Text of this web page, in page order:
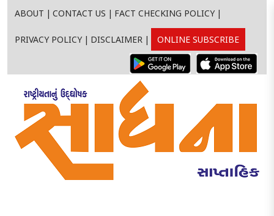
ABOUT | CONTACT US | FACT CHECKING POLICY |
PRIVACY POLICY | DISCLAIMER | ONLINE SUBSCRIBE